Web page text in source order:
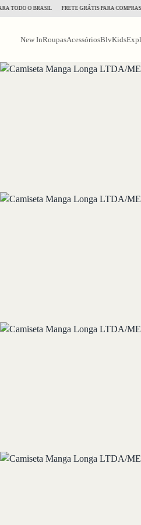
O BRASIL FRETE GRÁTIS PARA COMPRAS
New InRoupasAcessóriosBlvKids